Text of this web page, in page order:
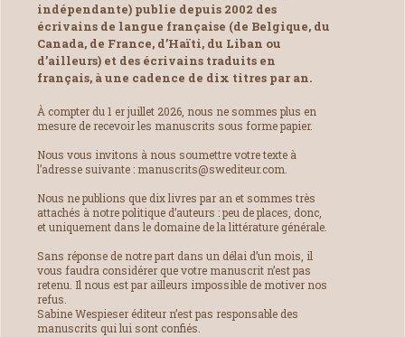
indépendante) publie depuis 2002 des
écrivains de langue française (de Belgique, du
Canada, de France, d’Haïti, du Liban ou
d’ailleurs) et des écrivains traduits en
français, à une cadence de dix titres par an.
À compter du 1 er juillet 2026, nous ne sommes plus en
mesure de recevoir les manuscrits sous forme papier.
Nous vous invitons à nous soumettre votre texte à
l’adresse suivante : manuscrits@swediteur.com.
Nous ne publions que dix livres par an et sommes très
attachés à notre politique d’auteurs : peu de places, donc,
et uniquement dans le domaine de la littérature générale.
Sans réponse de notre part dans un délai d’un mois, il
vous faudra considérer que votre manuscrit n’est pas
retenu. Il nous est par ailleurs impossible de motiver nos
refus.
Sabine Wespieser éditeur n’est pas responsable des
manuscrits qui lui sont confiés.